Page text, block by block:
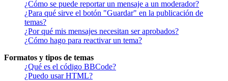
¿Cómo se puede reportar un mensaje a un moderador?
¿Para qué sirve el botón "Guardar" en la publicación de
temas?
¿Por qué mis mensajes necesitan ser aprobados?
¿Cómo hago para reactivar un tema?
Formatos y tipos de temas
¿Qué es el código BBCode?
¿Puedo usar HTML?